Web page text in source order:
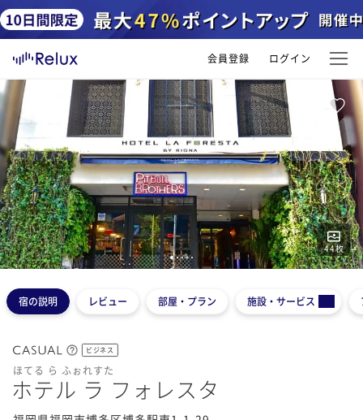
会員登録 ログイン
44枚
12345
宿の説明 レビュー 部屋・プラン 施設・サービス
ビジネス
ほてる ら ふぉれすた
ホテル ラ フォレスタ